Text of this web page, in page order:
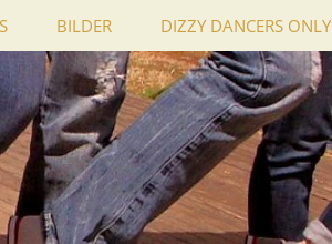
BILDER DIZZY DANCERS ONLY